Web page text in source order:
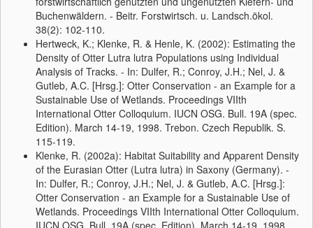
Buchenwäldern. - Beitr. Forstwirtsch. u. Landsch.ökol.
38(2): 102-110.
Hertweck, K.; Klenke, R. & Henle, K. (2002): Estimating the
Density of Otter Lutra lutra Populations using Individual
Analysis of Tracks. - In: Dulfer, R.; Conroy, J.H.; Nel, J. &
Gutleb, A.C. [Hrsg.]: Otter Conservation - an Example for a
Sustainable Use of Wetlands. Proceedings VIIth
International Otter Colloquium. IUCN OSG. Bull. 19A (spec.
Edition). March 14-19, 1998. Trebon. Czech Republik. S.
115-119.
Klenke, R. (2002a): Habitat Suitability and Apparent Density
of the Eurasian Otter (Lutra lutra) in Saxony (Germany). -
In: Dulfer, R.; Conroy, J.H.; Nel, J. & Gutleb, A.C. [Hrsg.]:
Otter Conservation - an Example for a Sustainable Use of
Wetlands. Proceedings VIIth International Otter Colloquium.
IUCN OSG. Bull. 19A (spec. Edition). March 14-19, 1998.